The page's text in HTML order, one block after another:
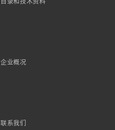
目录和技术资料
企业概况
联系我们